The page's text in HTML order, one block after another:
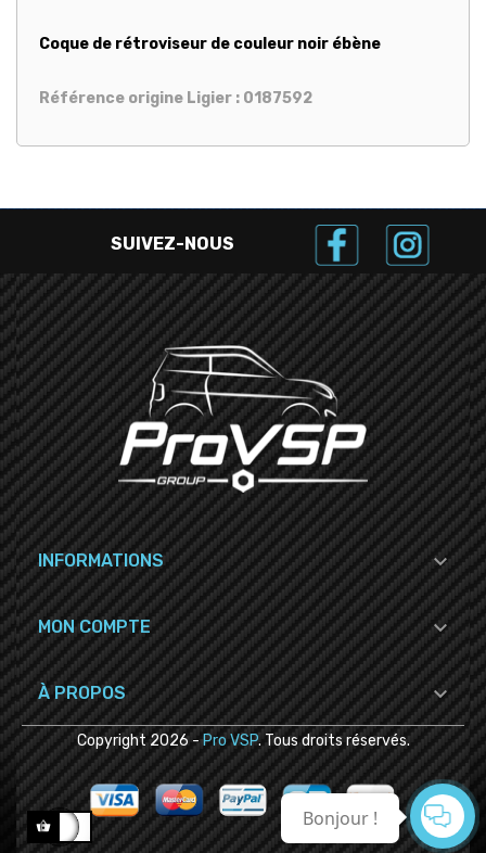
Coque de rétroviseur de couleur noir ébène
Référence origine Ligier : 0187592
SUIVEZ-NOUS
INFORMATIONS 
MON COMPTE 
À PROPOS 
Copyright2026-Pro VSP. Tous droits réservés.
Bonjour !